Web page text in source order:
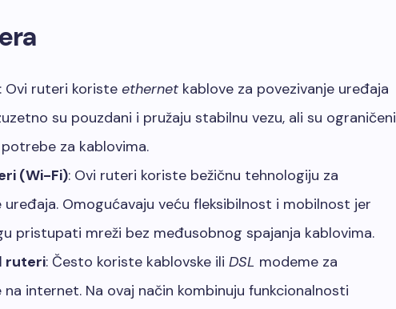
: Ovi ruteri koriste ethernet kablove za povezivanje uređaja
su pouzdani i pružaju stabilnu vezu, ali su ograničeni
za kablovima.
(Wi-Fi): Ovi ruteri koriste bežičnu tehnologiju za
uređaja. Omogućavaju veću fleksibilnost i mobilnost jer
pristupati mreži bez međusobnog spajanja kablovima.
ruteri: Često koriste kablovske ili DSL modeme za
na internet. Na ovaj način kombinuju funkcionalnosti